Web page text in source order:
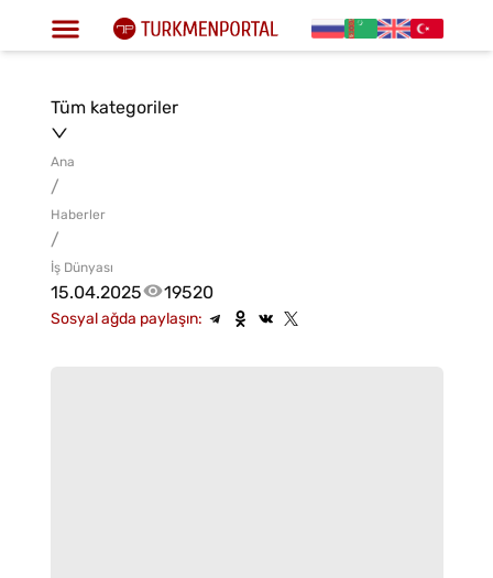
Tüm kategoriler
Ana
/
Haberler
/
İş Dünyası
15.04.2025 19520
Sosyal ağda paylaşın: